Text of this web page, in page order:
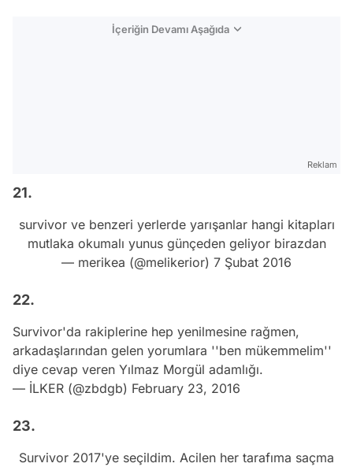
İçeriğin Devamı Aşağıda
Reklam
21.
survivor ve benzeri yerlerde yarışanlar hangi kitapları
mutlaka okumalı yunus günçeden geliyor birazdan
— merikea (@melikerior) 7 Şubat 2016
22.
Survivor'da rakiplerine hep yenilmesine rağmen,
arkadaşlarından gelen yorumlara ''ben mükemmelim''
diye cevap veren Yılmaz Morgül adamlığı.
— İLKER (@zbdgb) February 23, 2016
23.
Survivor 2017'ye seçildim. Acilen her tarafıma saçma